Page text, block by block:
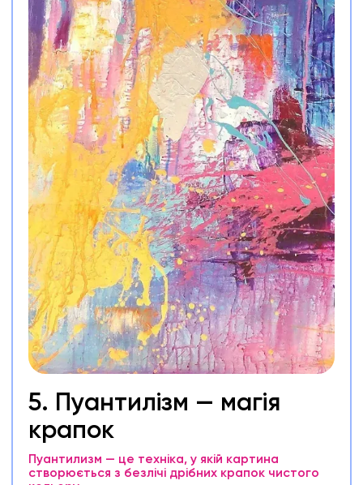
5. Пуантилізм — магія
крапок
Пуантилизм — це техніка, у якій картина
створюється з безлічі дрібних крапок чистого